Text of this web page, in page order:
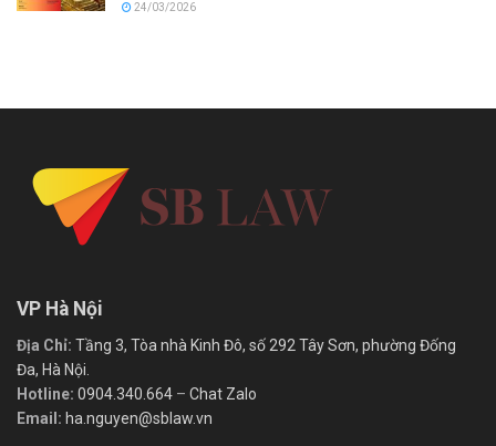
24/03/2026
VP Hà Nội
Địa Chỉ: Tầng 3, Tòa nhà Kinh Đô, số 292 Tây Sơn, phường Đống
Đa, Hà Nội.
Hotline: 0904.340.664 – Chat Zalo
Email: ha.nguyen@sblaw.vn